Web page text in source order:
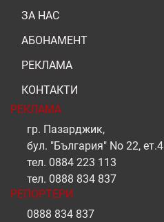
ЗА НАС
АБОНАМЕНТ
РЕКЛАМА
КОНТАКТИ
РЕКЛАМА
гр. Пазарджик,
бул. "България" No 22, ет.4
тел. 0884 223 113
тел. 0888 834 837
РЕПОРТЕРИ
0888 834 837